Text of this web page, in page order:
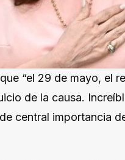
“el 29 de mayo, el
de la causa.
central importancia